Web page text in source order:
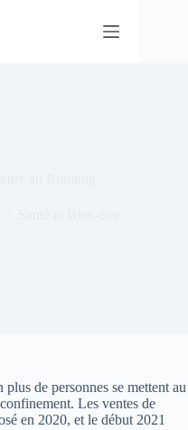
de personnes se mettent au
Les ventes de
en 2020, et le début 2021